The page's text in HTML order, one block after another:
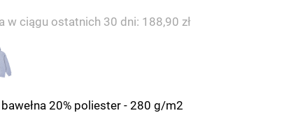
w ciągu ostatnich 30 dni: 188,90 zł
bawełna 20% poliester - 280 g/m2